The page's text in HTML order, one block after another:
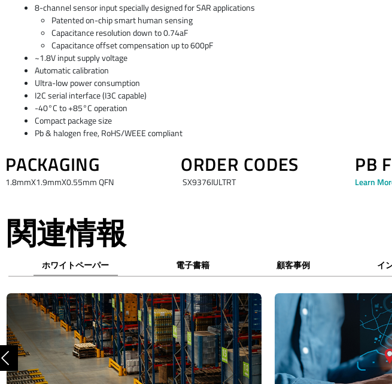
8-channel sensor input specially designed for SAR applications
Patented on-chip smart human sensing
Capacitance resolution down to 0.74aF
Capacitance offset compensation up to 600pF
~1.8V input supply voltage
Automatic calibration
Ultra-low power consumption
I2C serial interface (I3C capable)
-40°C to +85°C operation
Compact package size
Pb & halogen free, RoHS/WEEE compliant
PACKAGING
1.8mmX1.9mmX0.55mm QFN
ORDER CODES
SX9376IULTRT
PB
Learn
関連情報
ホワイトペーパー 電子書籍 顧客事例 イ
前へ